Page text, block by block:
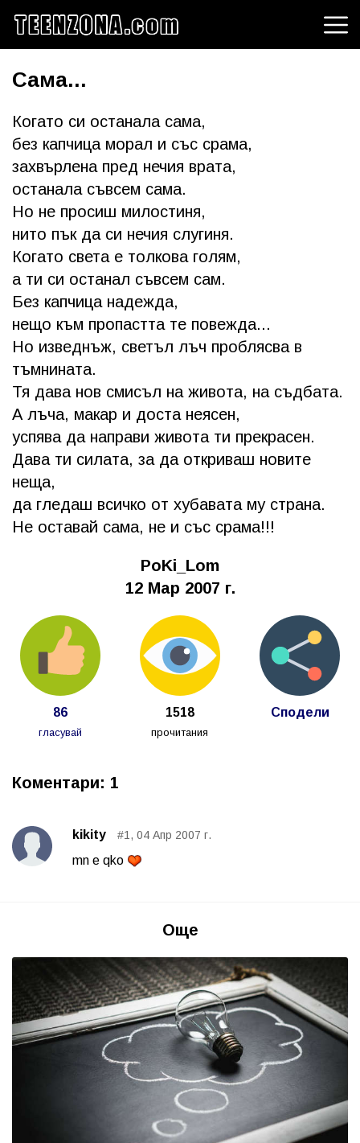
Сама...
Когато си останала сама,
без капчица морал и със срама,
захвърлена пред нечия врата,
останала съвсем сама.
Но не просиш милостиня,
нито пък да си нечия слугиня.
Когато света е толкова голям,
а ти си останал съвсем сам.
Без капчица надежда,
нещо към пропастта те повежда...
Но изведнъж, светъл лъч проблясва в
тъмнината.
Тя дава нов смисъл на живота, на съдбата.
А лъча, макар и доста неясен,
успява да направи живота ти прекрасен.
Дава ти силата, за да откриваш новите
неща,
да гледаш всичко от хубавата му страна.
Не оставай сама, не и със срама!!!
PoKi_Lom
12 Мар 2007 г.
86
гласувай
1518
прочитания
Сподели
Коментари: 1
kikity #1, 04 Апр 2007 г.
mn e qko
Още